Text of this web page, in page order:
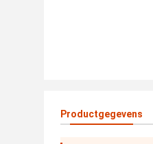
Productgegevens